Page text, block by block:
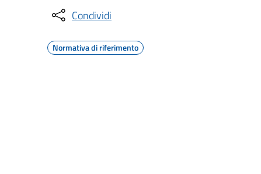
Condividi
Normativa di riferimento